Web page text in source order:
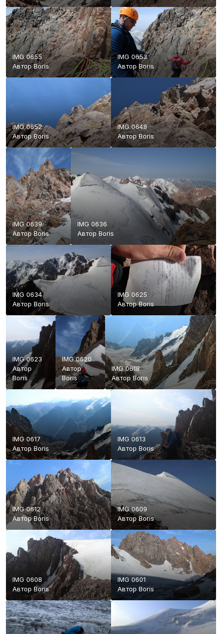
IMG 0655
АвторBoris
IMG 0653
АвторBoris
IMG 0652
АвторBoris
IMG 0648
АвторBoris
IMG 0639
АвторBoris
IMG 0636
АвторBoris
IMG 0634
Автор Boris
IMG 0625
АвторBoris
IMG 0623
Автор
Boris
IMG 0620
Автор
Boris
IMG 0618
АвторBoris
IMG 0617
Автор Boris
IMG 0613
Автор Boris
IMG 0612
АвторBoris
IMG 0609
АвторBoris
IMG 0608
Автор Boris
IMG 0601
Автор Boris